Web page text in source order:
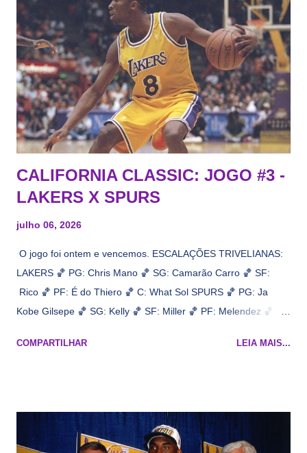
CALIFORNIA CLASSIC: JOGO #3 -
LAKERS X SPURS
julho 06, 2026
O jogo foi ontem e vencemos. ESCALAÇÕES TRIVELIANAS:
LAKERS 🏀 PG: Chris Mano 🏀 SG: Camarão Carro 🏀 SF:
Rico 🏀 PF: É do Thiero 🏀 C: What Sol SPURS 🏀 PG: Ja
Kobe Gilsepe 🏀 SG: Kelly 🏀 SF: Miller 🏀 PF: Melendez 🏀 C:
Na quadra Transmissão: NBA League Pass
COMPARTILHAR LEIA MAIS...